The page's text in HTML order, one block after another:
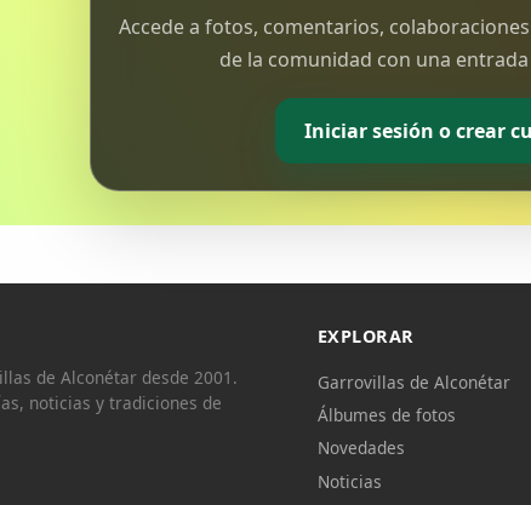
Accede a fotos, comentarios,
de la comunidad con una
Iniciar sesión o crear
de Alconétar desde 2001.
noticias y tradiciones de
EXPLORAR
Garrovillas de Alconétar
Álbumes de fotos
Novedades
Noticias